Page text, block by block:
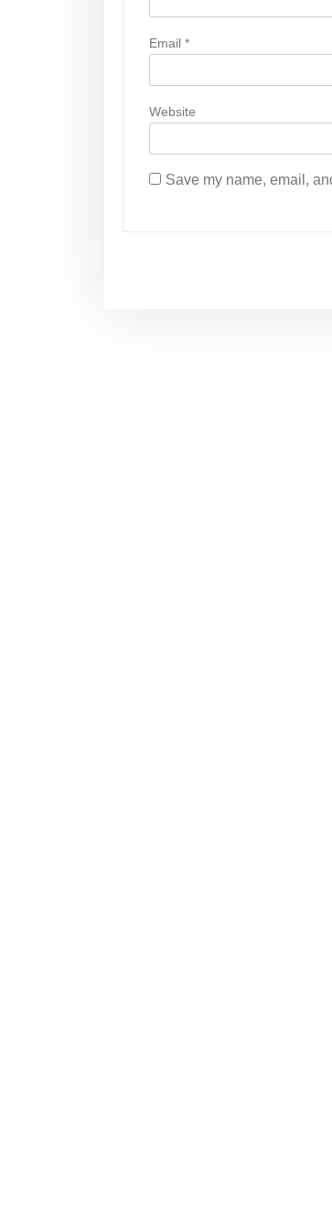
Email *
Website
Save my name, email,